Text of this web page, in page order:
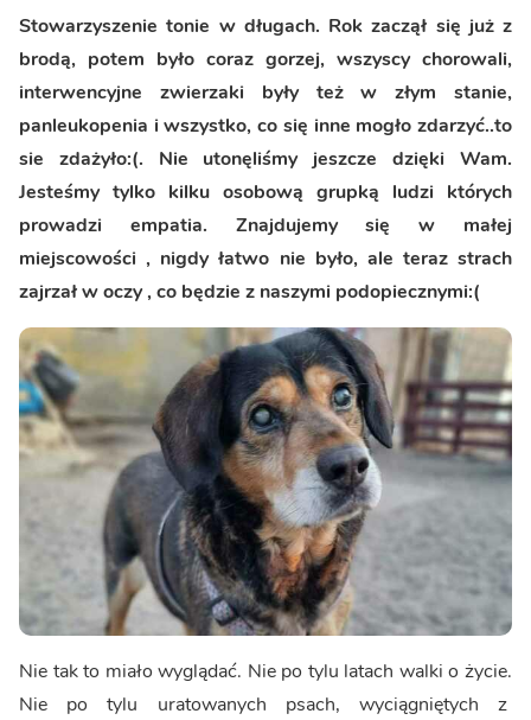
Stowarzyszenie tonie w długach. Rok zaczął się już z
brodą, potem było coraz gorzej, wszyscy chorowali,
interwencyjne zwierzaki były też w złym stanie,
panleukopenia i wszystko, co się inne mogło zdarzyć..to
sie zdażyło:(. Nie utonęliśmy jeszcze dzięki Wam.
Jesteśmy tylko kilku osobową grupką ludzi których
prowadzi empatia. Znajdujemy się w małej
miejscowości , nigdy łatwo nie było, ale teraz strach
zajrzał w oczy , co będzie z naszymi podopiecznymi:(
Nie tak to miało wyglądać. Nie po tylu latach walki o życie.
Nie po tylu uratowanych psach, wyciągniętych z